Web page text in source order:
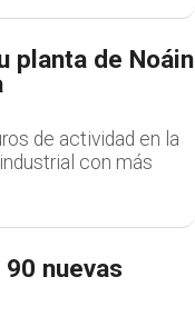
planta de Noáin
de actividad en la
con más
nuevas